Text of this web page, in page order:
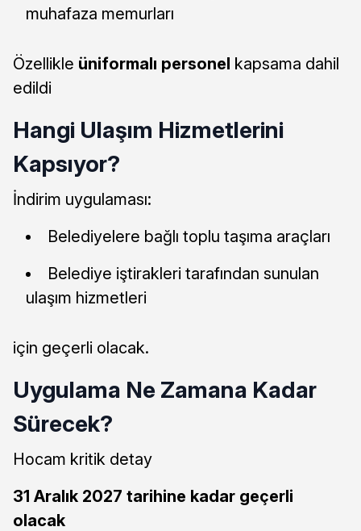
muhafaza memurları
Özellikle üniformalı personel kapsama dahil
edildi
Hangi Ulaşım Hizmetlerini
Kapsıyor?
İndirim uygulaması:
Belediyelere bağlı toplu taşıma araçları
Belediye iştirakleri tarafından sunulan
ulaşım hizmetleri
için geçerli olacak.
Uygulama Ne Zamana Kadar
Sürecek?
Hocam kritik detay
31 Aralık 2027 tarihine kadar geçerli
olacak